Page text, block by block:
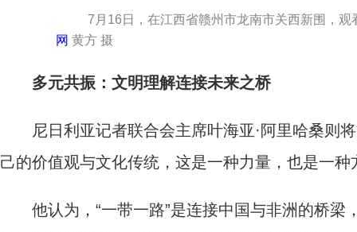
7月16日，在江西省赣州市龙南市关西新围，
网 黄方 摄
多元共振：文明理解连接未来之桥
尼日利亚记者联合会主席叶海亚·阿里哈桑则将
己的价值观与文化传统，这是一种力量，也是一种
他认为，“一带一路”是连接中国与非洲的桥梁